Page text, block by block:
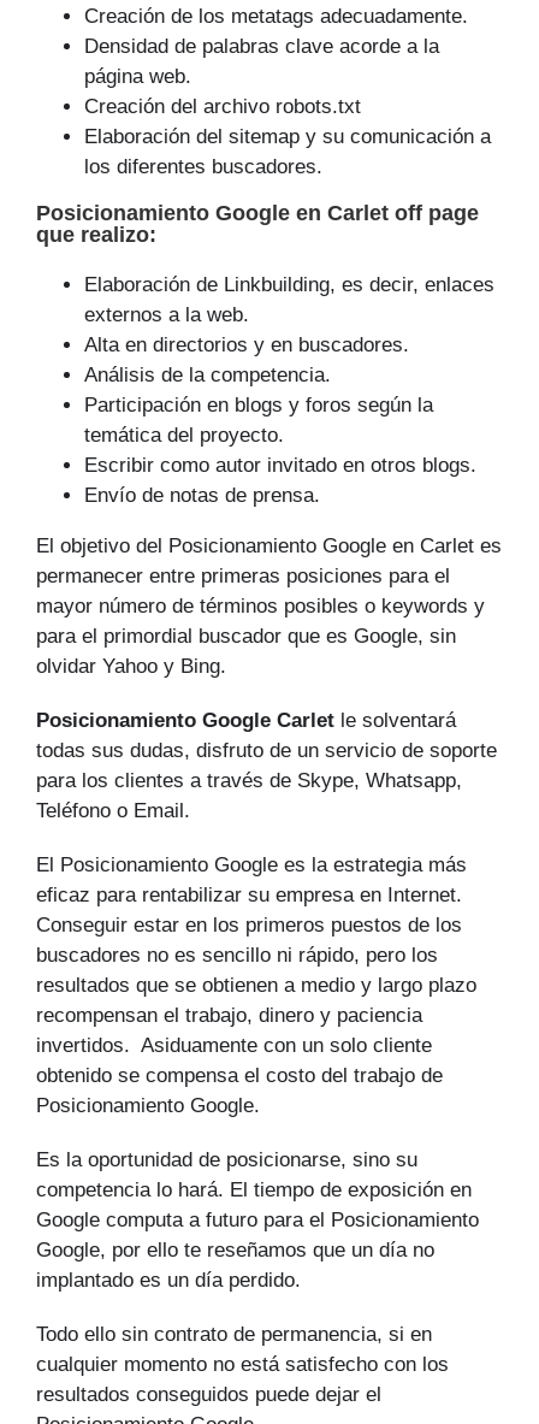
Creación de los metatags adecuadamente.
Densidad de palabras clave acorde a la
página web.
Creación del archivo robots.txt
Elaboración del sitemap y su comunicación a
los diferentes buscadores.
Posicionamiento Google en Carlet off page
que realizo:
Elaboración de Linkbuilding, es decir, enlaces
externos a la web.
Alta en directorios y en buscadores.
Análisis de la competencia.
Participación en blogs y foros según la
temática del proyecto.
Escribir como autor invitado en otros blogs.
Envío de notas de prensa.
El objetivo del Posicionamiento Google en Carlet es
permanecer entre primeras posiciones para el
mayor número de tér­minos posibles o keywords y
para el primordial buscador que es Google, sin
olvidar Yahoo y Bing.
Posicionamiento Google Carlet le solventará
todas sus dudas, disfruto de un servicio de soporte
para los clientes a través de Skype, Whatsapp,
Teléfono o Email.
El Posicionamiento Google es la estrategia más
eficaz para rentabilizar su empresa en Internet.
Conseguir estar en los primeros puestos de los
buscadores no es sencillo ni rápido, pero los
resultados que se obtienen a medio y largo plazo
recompensan el trabajo, dinero y paciencia
invertidos. Asiduamente con un solo cliente
obtenido se compensa el costo del trabajo de
Posicionamiento Google.
Es la oportunidad de posicionarse, sino su
competencia lo hará. El tiempo de exposición en
Google computa a futuro para el Posicionamiento
Google, por ello te reseñamos que un día no
implantado es un día perdido.
Todo ello sin contrato de permanencia, si en
cualquier momento no está satisfecho con los
resultados conseguidos puede dejar el